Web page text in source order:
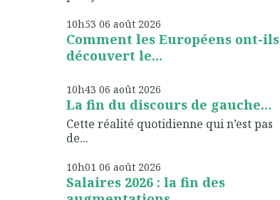
10h53 06 août 2026
Comment les Européens ont-ils
découvert le...
10h43 06 août 2026
La fin du discours de gauche…
Cette réalité quotidienne qui n’est pas
de...
10h01 06 août 2026
Salaires 2026 : la fin des